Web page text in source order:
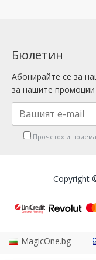
Бюлетин
Абонирайте се за
за нашите промоции
Прочетох и
Copyright
MagicOne.bg